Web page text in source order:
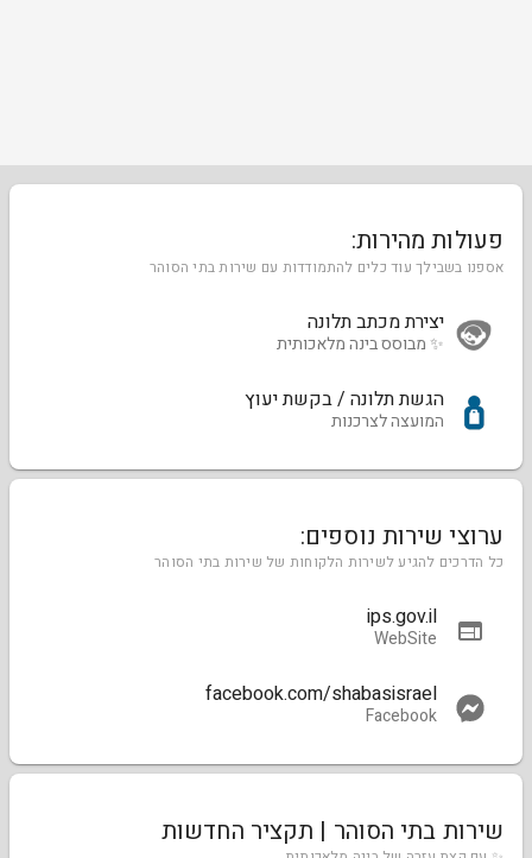
פעולות מהירות:
אספנו בשבילך עוד כלים להתמודדות עם שירות בתי הסוהר
יצירת מכתב תלונה
✨ מבוסס בינה מלאכותית
הגשת תלונה / בקשת יעוץ
המועצה לצרכנות
ערוצי שירות נוספים:
כל הדרכים להגיע לשירות הלקוחות של שירות בתי הסוהר
ips.gov.il
WebSite
facebook.com/shabasisrael
Facebook
שירות בתי הסוהר | תקציר החדשות